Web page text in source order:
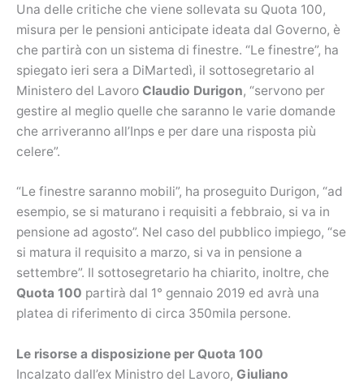
Una delle critiche che viene sollevata su Quota 100,
misura per le pensioni anticipate ideata dal Governo, è
che partirà con un sistema di finestre. “Le finestre”, ha
spiegato ieri sera a DiMartedì, il sottosegretario al
Ministero del Lavoro Claudio Durigon, “servono per
gestire al meglio quelle che saranno le varie domande
che arriveranno all’Inps e per dare una risposta più
celere”.
“Le finestre saranno mobili”, ha proseguito Durigon, “ad
esempio, se si maturano i requisiti a febbraio, si va in
pensione ad agosto”. Nel caso del pubblico impiego, “se
si matura il requisito a marzo, si va in pensione a
settembre”. Il sottosegretario ha chiarito, inoltre, che
Quota 100 partirà dal 1° gennaio 2019 ed avrà una
platea di riferimento di circa 350mila persone.
Le risorse a disposizione per Quota 100
Incalzato dall’ex Ministro del Lavoro, Giuliano